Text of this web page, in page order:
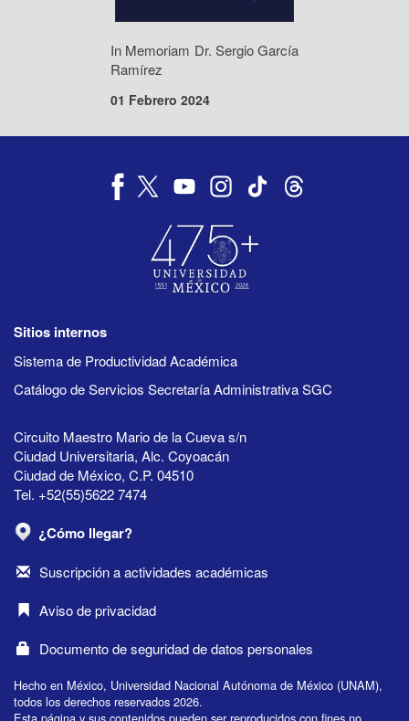
In Memoriam Dr. Sergio García
Ramírez
01 Febrero 2024
Sitios internos
Sistema de Productividad Académica
Catálogo de Servicios Secretaría Administrativa SGC
Circuito Maestro Mario de la Cueva s/n
Ciudad Universitaria, Alc. Coyoacán
Ciudad de México, C.P. 04510
Tel. +52(55)5622 7474
¿Cómo llegar?
Suscripción a actividades académicas
Aviso de privacidad
Documento de seguridad de datos personales
Hecho en México, Universidad Nacional Autónoma de México (UNAM),
todos los derechos reservados 2026.
Esta página y sus contenidos pueden ser reproducidos con fines no